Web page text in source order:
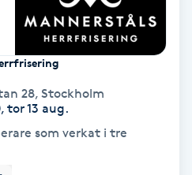
28, Stockholm
tor 13 aug.
som verkat i tre